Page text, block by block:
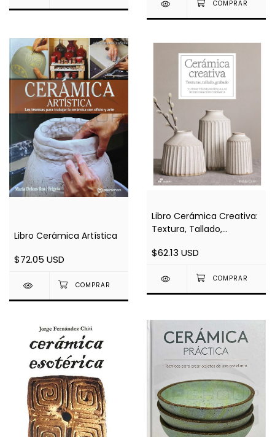
Libro Cerámica Artística
$72.05 USD
Libro Cerámica Creativa:
Textura, Tallado,
$62.13 USD